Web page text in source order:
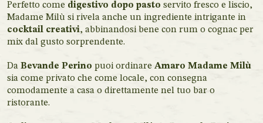
Perfetto come digestivo dopo pasto servito fresco e liscio,
Madame Milù si rivela anche un ingrediente intrigante in
cocktail creativi, abbinandosi bene con rum o cognac per
mix dal gusto sorprendente.
Da Bevande Perino puoi ordinare Amaro Madame Milù
sia come privato che come locale, con consegna
comodamente a casa o direttamente nel tuo bar o
ristorante.